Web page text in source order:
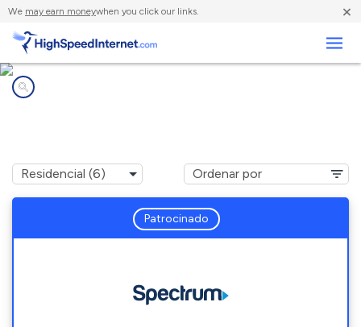
We may earn moneywhen you click our links. ×
Patrocinado